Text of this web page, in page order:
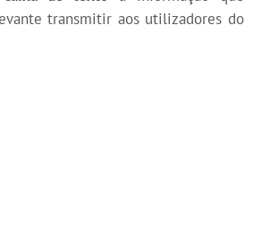
transmitir aos utilizadores do